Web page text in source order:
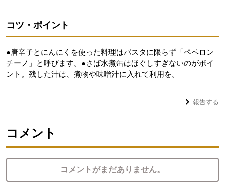
コツ・ポイント
●唐辛子とにんにくを使った料理はパスタに限らず「ペペロン
チーノ」と呼びます。●さば水煮缶はほぐしすぎないのがポイ
ント。残した汁は、煮物や味噌汁に入れて利用を。
報告する
コメント
コメントがまだありません。